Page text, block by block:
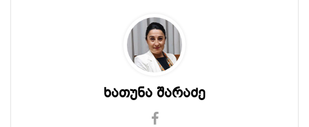
ხათუნა შარაძე